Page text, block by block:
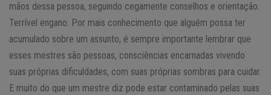
mãos dessa pessoa, seguindo cegamente conselhos e orientação.
Terrível engano. Por mais conhecimento que alguém possa ter
acumulado sobre um assunto, é sempre importante lembrar que
esses mestres são pessoas, consciências encarnadas vivendo
suas próprias dificuldades, com suas próprias sombras para cuidar.
E muito do que um mestre diz pode estar contaminado pelas suas